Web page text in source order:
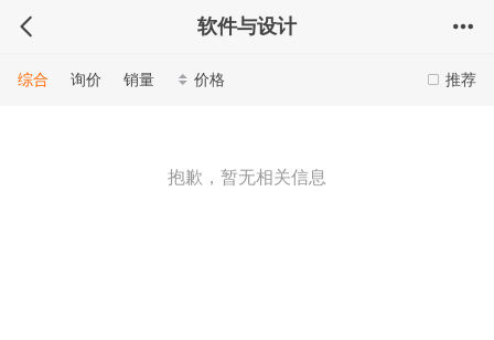
软件与设计
推荐
综合 询价 销量 价格
抱歉，暂无相关信息